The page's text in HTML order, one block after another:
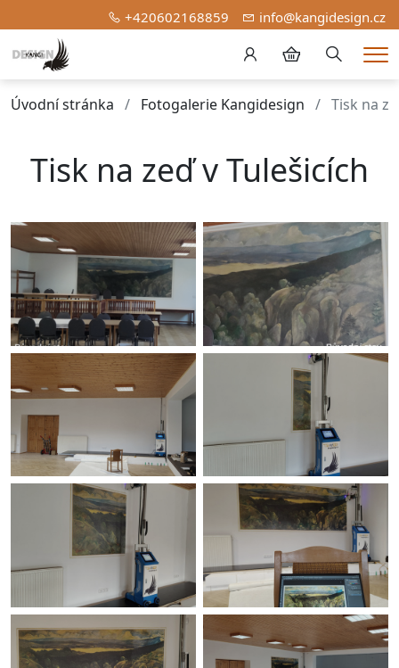
+420602168859 info@kangidesign.cz
Hledání
Úvodní stránka Fotogalerie Kangidesign Tisk na
Tisk na zeď v Tulešicích